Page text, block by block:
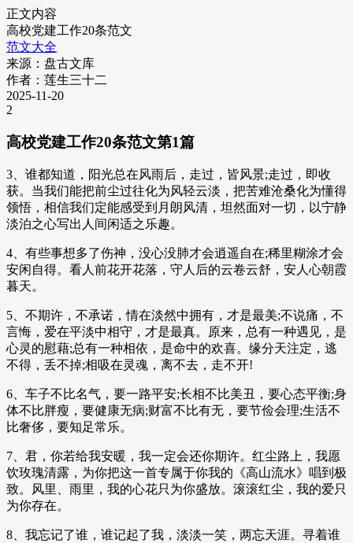
正文内容
高校党建工作20条范文
范文大全
来源：盘古文库
作者：莲生三十二
2025-11-20
2
高校党建工作20条范文第1篇
3、谁都知道，阳光总在风雨后，走过，皆风景;走过，即收
获。当我们能把前尘过往化为风轻云淡，把苦难沧桑化为懂得
领悟，相信我们定能感受到月朗风清，坦然面对一切，以宁静
淡泊之心写出人间闲适之乐趣。
4、有些事想多了伤神，没心没肺才会逍遥自在;稀里糊涂才会
安闲自得。看人前花开花落，守人后的云卷云舒，安人心朝霞
暮天。
5、不期许，不承诺，情在淡然中拥有，才是最美;不说痛，不
言悔，爱在平淡中相守，才是最真。原来，总有一种遇见，是
心灵的慰藉;总有一种相依，是命中的欢喜。缘分天注定，逃
不得，丢不掉;相吸在灵魂，离不去，走不开!
6、车子不比名气，要一路平安;长相不比美丑，要心态平衡;身
体不比胖瘦，要健康无病;财富不比有无，要节俭会理;生活不
比奢侈，要知足常乐。
7、君，你若给我安暖，我一定会还你期许。红尘路上，我愿
饮玫瑰清露，为你把这一首专属于你我的《高山流水》唱到极
致。风里、雨里，我的心花只为你盛放。滚滚红尘，我的爱只
为你存在。
8、我忘记了谁，谁记起了我，淡淡一笑，两忘天涯。寻着谁